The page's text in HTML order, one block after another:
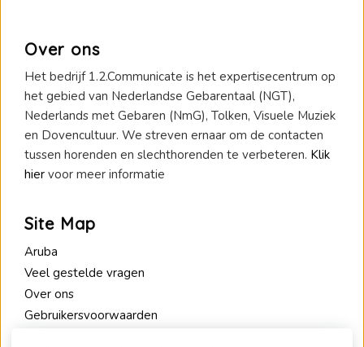
Over ons
Het bedrijf 1.2.Communicate is het expertisecentrum op
het gebied van Nederlandse Gebarentaal (NGT),
Nederlands met Gebaren (NmG), Tolken, Visuele Muziek
en Dovencultuur. We streven ernaar om de contacten
tussen horenden en slechthorenden te verbeteren. Klik
hier voor meer informatie
Site Map
Aruba
Veel gestelde vragen
Over ons
Gebruikersvoorwaarden